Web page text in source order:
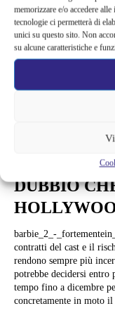
memorizzare e/o accedere
tecnologie ci permetterà di
unici su questo sito. Non
su alcune caratteristiche e
Attualità
WARNER
PER
DUBBIO
barbie_2_-
contratti del cast e il
rendono sempre più incerto il
potrebbe decidersi entro
tempo fino a dicembre
concretamente in moto